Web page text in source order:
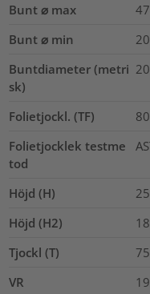
Bunt ⌀ max
Bunt ⌀ min
Buntdiameter (metri
sk)
Folietjockl. (TF)
80
Folietjocklek testme
tod
Höjd (H)
Höjd (H2)
Tjockl (T)
75
VR